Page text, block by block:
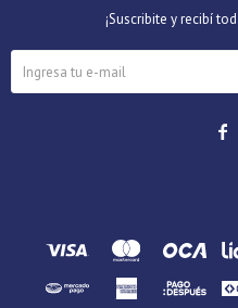
¡Suscribite y recibí
